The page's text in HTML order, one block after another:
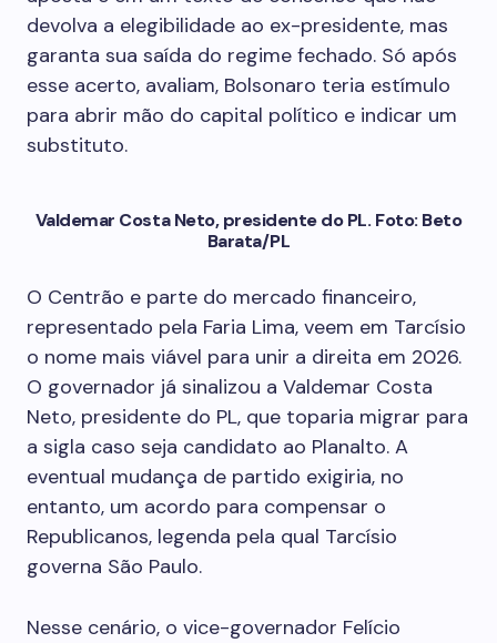
devolva a elegibilidade ao ex-presidente, mas
garanta sua saída do regime fechado. Só após
esse acerto, avaliam, Bolsonaro teria estímulo
para abrir mão do capital político e indicar um
substituto.
Valdemar Costa Neto, presidente do PL. Foto: Beto
Barata/PL
O Centrão e parte do mercado financeiro,
representado pela Faria Lima, veem em Tarcísio
o nome mais viável para unir a direita em 2026.
O governador já sinalizou a Valdemar Costa
Neto, presidente do PL, que toparia migrar para
a sigla caso seja candidato ao Planalto. A
eventual mudança de partido exigiria, no
entanto, um acordo para compensar o
Republicanos, legenda pela qual Tarcísio
governa São Paulo.
Nesse cenário, o vice-governador Felício